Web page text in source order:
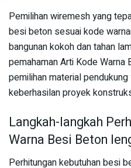
Pemilihan wiremesh yang
besi beton sesuai kode
bangunan kokoh dan tahan
pemahaman Arti Kode
pemilihan material
keberhasilan proyek
Langkah-langkah
Warna Besi Beton
Perhitungan kebutuhan besi